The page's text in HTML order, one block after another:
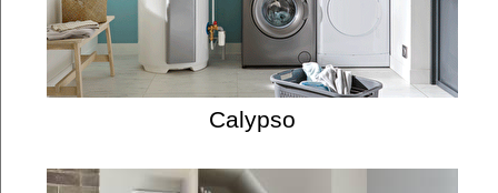
Calypso